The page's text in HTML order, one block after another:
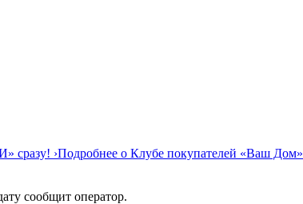
сразу! ›Подробнее о Клубе покупателей «Ваш Дом»
сообщит оператор.